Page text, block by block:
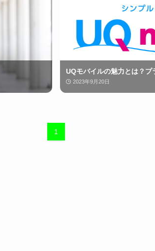
UQモバイルの魅力とは？プ
2023年9月20日
1